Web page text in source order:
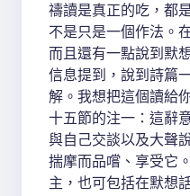
禱讀是真正的吃，都
不是只是一個作法。
而且還有一點說到默
信息提到，說到詩篇
解。我想把這個讀給
十五節的注一：這辭
與自己交談以及大聲
揣摩而品嚐、享受它
主，也可包括在默想